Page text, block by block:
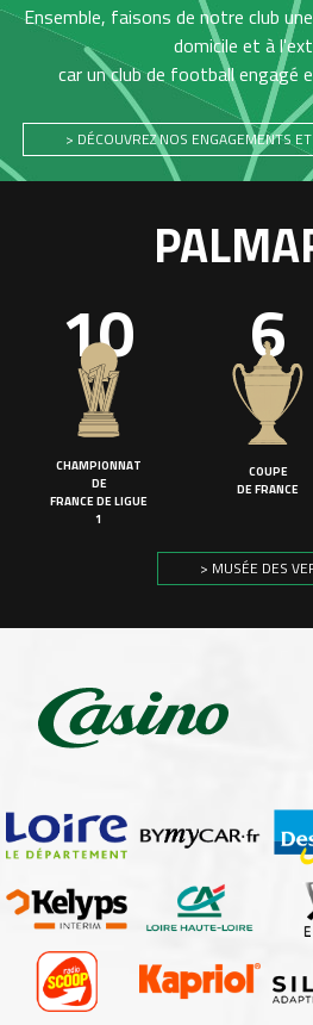
Ensemble, faisons de notre club
domicile et à
car un club de football engagé
> DÉCOUVREZ NOS ENGAGEMENTS
10
CHAMPIONNAT
DE
FRANCE DE LIGUE
1
6
COUPE
DE FRANCE
> MUSÉE DES